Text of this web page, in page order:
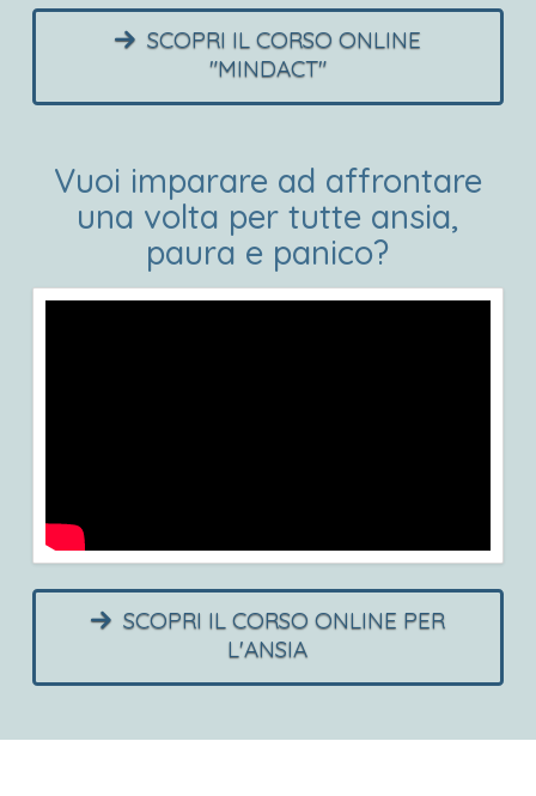
SCOPRI IL CORSO ONLINE
"MINDACT"
Vuoi imparare ad affrontare
una volta per tutte ansia,
paura e panico?
SCOPRI IL CORSO ONLINE PER
L'ANSIA